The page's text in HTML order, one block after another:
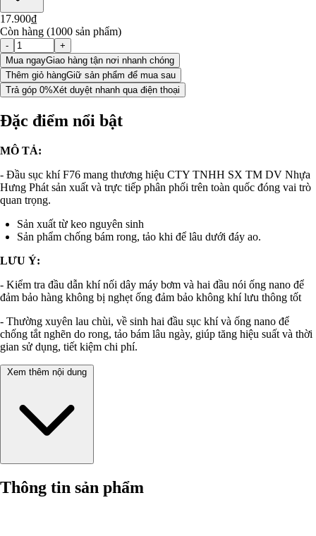
17.900₫
Còn hàng (1000 sản phẩm)
-
+
Mua ngayGiao hàng tận nơi nhanh chóng
Thêm giỏ hàngGiữ sản phẩm để mua sau
Trả góp 0%Xét duyệt nhanh qua điện thoại
Đặc điểm nổi bật
MÔ TẢ:
- Đầu sục khí F76 mang thương hiệu CTY TNHH SX TM DV Nhựa
Hưng Phát sản xuất và trực tiếp phân phối trên toàn quốc đóng vai trò
quan trọng.
Sản xuất từ keo nguyên sinh
Sản phẩm chống bám rong, tảo khi để lâu dưới đáy ao.
LƯU Ý:
- Kiểm tra đầu dẫn khí nối dây máy bơm và hai đầu nói ống nano để
đảm bảo hàng không bị nghẹt ống đảm bảo không khí lưu thông tốt
- Thường xuyên lau chùi, về sinh hai đầu sục khí và ống nano để
chống tắt nghẽn do rong, tảo bám lâu ngày, giúp tăng hiệu suất và thời
gian sử dụng, tiết kiệm chi phí.
Xem thêm nội dung
Thông tin sản phẩm